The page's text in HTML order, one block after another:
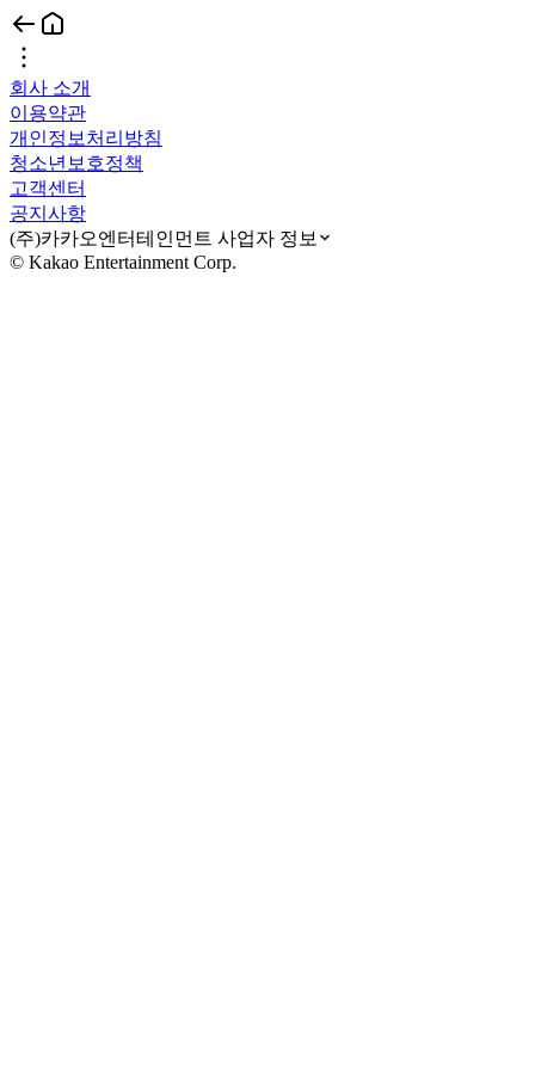
회사 소개
이용약관
개인정보처리방침
청소년보호정책
고객센터
공지사항
(주)카카오엔터테인먼트 사업자 정보
© Kakao Entertainment Corp.